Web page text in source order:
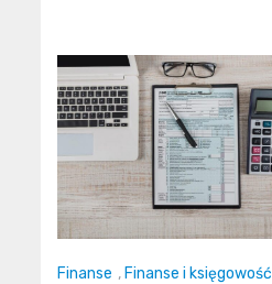
Finanse , Finanse i księgowość